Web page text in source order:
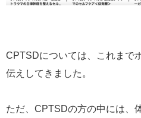
CPTSDについては、これまで
伝えしてきました。
ただ、CPTSDの方の中には、